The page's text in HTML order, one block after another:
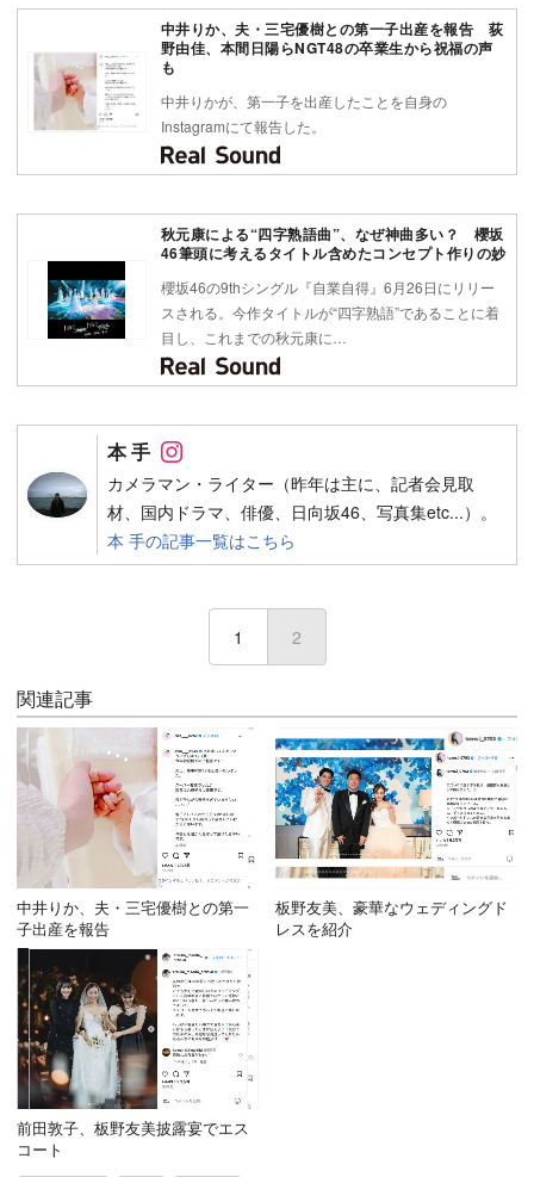
中井りか、夫・三宅優樹との第一子出産を報告 荻
野由佳、本間日陽らNGT48の卒業生から祝福の声
も
中井りかが、第一子を出産したことを自身の
Instagramにて報告した。
秋元康による“四字熟語曲”、なぜ神曲多い？ 櫻坂
46筆頭に考えるタイトル含めたコンセプト作りの妙
櫻坂46の9thシングル『自業自得』6月26日にリリー
スされる。今作タイトルが“四字熟語”であることに着
目し、これまでの秋元康に…
本 手
カメラマン・ライター（昨年は主に、記者会見取
材、国内ドラマ、俳優、日向坂46、写真集etc...）。
本 手の記事一覧はこちら
1 2
関連記事
中井りか、夫・三宅優樹との第一
子出産を報告
板野友美、豪華なウェディングド
レスを紹介
前田敦子、板野友美披露宴でエス
コート